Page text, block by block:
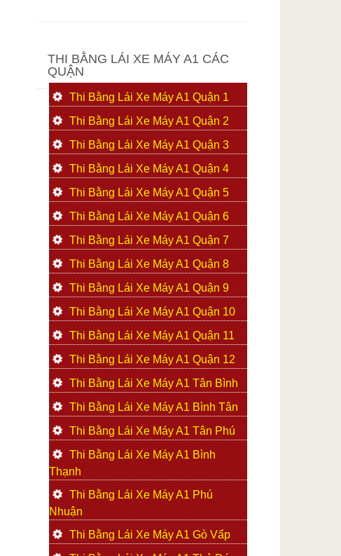
THI BẰNG LÁI XE MÁY A1 CÁC
QUẬN
Thi Bằng Lái Xe Máy A1 Quận 1
Thi Bằng Lái Xe Máy A1 Quận 2
Thi Bằng Lái Xe Máy A1 Quận 3
Thi Bằng Lái Xe Máy A1 Quận 4
Thi Bằng Lái Xe Máy A1 Quận 5
Thi Bằng Lái Xe Máy A1 Quận 6
Thi Bằng Lái Xe Máy A1 Quận 7
Thi Bằng Lái Xe Máy A1 Quận 8
Thi Bằng Lái Xe Máy A1 Quận 9
Thi Bằng Lái Xe Máy A1 Quận 10
Thi Bằng Lái Xe Máy A1 Quận 11
Thi Bằng Lái Xe Máy A1 Quận 12
Thi Bằng Lái Xe Máy A1 Tân Bình
Thi Bằng Lái Xe Máy A1 Bình Tân
Thi Bằng Lái Xe Máy A1 Tân Phú
Thi Bằng Lái Xe Máy A1 Bình
Thạnh
Thi Bằng Lái Xe Máy A1 Phú
Nhuận
Thi Bằng Lái Xe Máy A1 Gò Vấp